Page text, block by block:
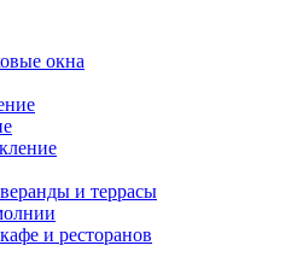
окна
и террасы
и ресторанов